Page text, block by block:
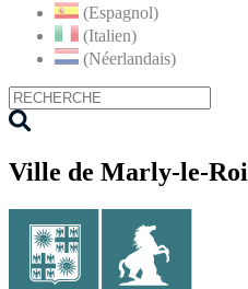
(Espagnol)
(Italien)
(Néerlandais)
Ville de Marly-le-Roi